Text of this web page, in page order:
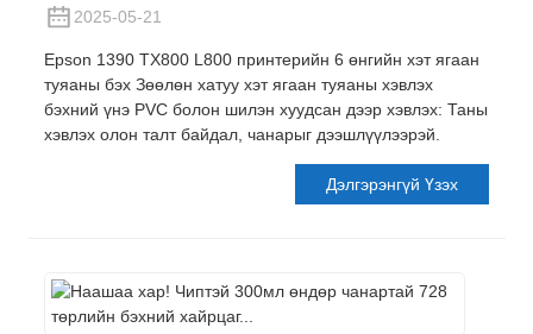
2025-05-21
Epson 1390 TX800 L800 принтерийн 6 өнгийн хэт ягаан
туяаны бэх Зөөлөн хатуу хэт ягаан туяаны хэвлэх
бэхний үнэ PVC болон шилэн хуудсан дээр хэвлэх: Таны
хэвлэх олон талт байдал, чанарыг дээшлүүлээрэй.
Дэлгэрэнгүй Үзэх